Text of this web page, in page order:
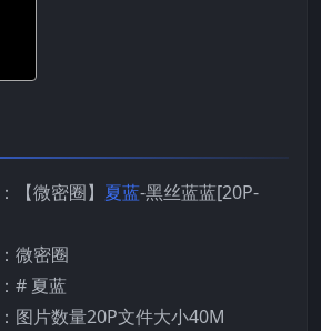
【微密圈】 夏蓝-黑丝蓝蓝[20P-
微密圈
# 夏蓝
图片数量20P文件大小40M